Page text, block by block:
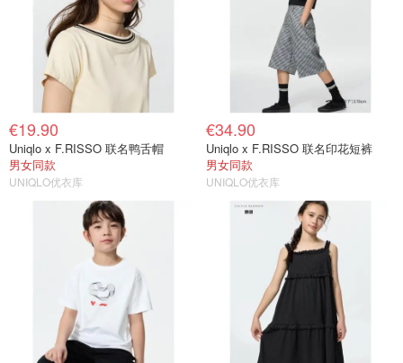
€19.90
Uniqlo x F.RISSO 联名鸭舌帽
男女同款
UNIQLO优衣库
€34.90
Uniqlo x F.RISSO 联名印花短裤
男女同款
UNIQLO优衣库